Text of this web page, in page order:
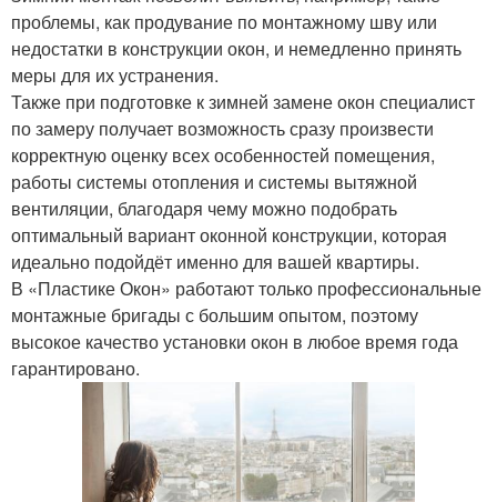
проблемы, как продувание по монтажному шву или
недостатки в конструкции окон, и немедленно принять
меры для их устранения.
Также при подготовке к зимней замене окон специалист
по замеру получает возможность сразу произвести
корректную оценку всех особенностей помещения,
работы системы отопления и системы вытяжной
вентиляции, благодаря чему можно подобрать
оптимальный вариант оконной конструкции, которая
идеально подойдёт именно для вашей квартиры.
В «Пластике Окон» работают только профессиональные
монтажные бригады с большим опытом, поэтому
высокое качество установки окон в любое время года
гарантировано.